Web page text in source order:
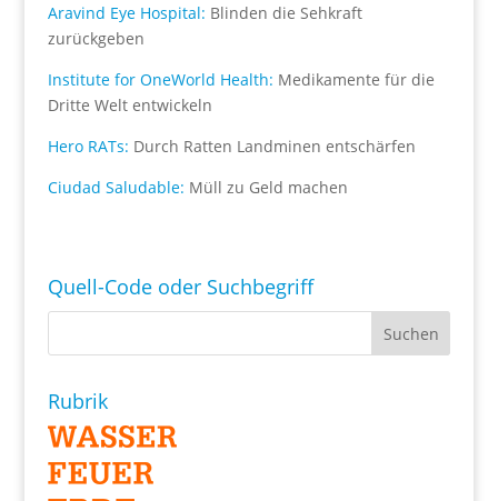
Aravind Eye Hospital: Blinden die Sehkraft
zurückgeben
Institute for OneWorld Health: Medikamente für die
Dritte Welt entwickeln
Hero RATs: Durch Ratten Landminen entschärfen
Ciudad Saludable: Müll zu Geld machen
Quell-Code oder Suchbegriff
Rubrik